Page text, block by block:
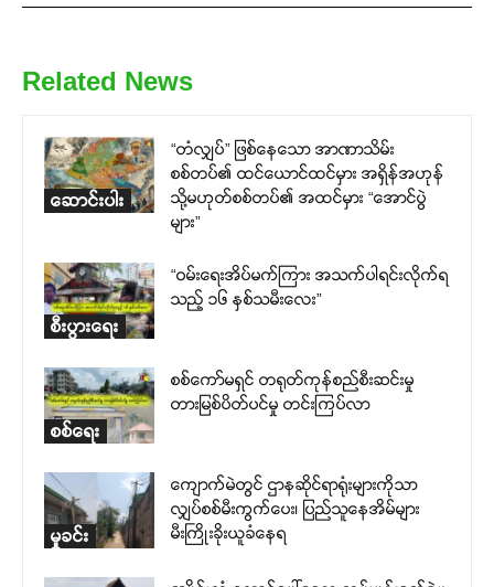
Related News
ဆောင်းပါး
“တံလျှပ်” ဖြစ်နေသော အာဏာသိမ်း
စစ်တပ်၏ ထင်ယောင်ထင်မှား အရှိန်အဟုန်
သို့မဟုတ်စစ်တပ်၏ အထင်မှား “အောင်ပွဲ
များ”
စီးပွားရေး
“ဝမ်းရေးအိပ်မက်ကြား အသက်ပါရင်းလိုက်ရ
သည့် ၁၆ နှစ်သမီးလေး”
စစ်ရေး
စစ်ကော်မရှင် တရုတ်ကုန်စည်စီးဆင်းမှု
တားမြစ်ပိတ်ပင်မှု တင်းကြပ်လာ
မှုခင်း
ကျောက်မဲတွင် ဌာနဆိုင်ရာရုံးများကိုသာ
လျှပ်စစ်မီးကွက်ပေး၊ ပြည်သူနေအိမ်များ
မီးကြိုးခိုးယူခံနေရ